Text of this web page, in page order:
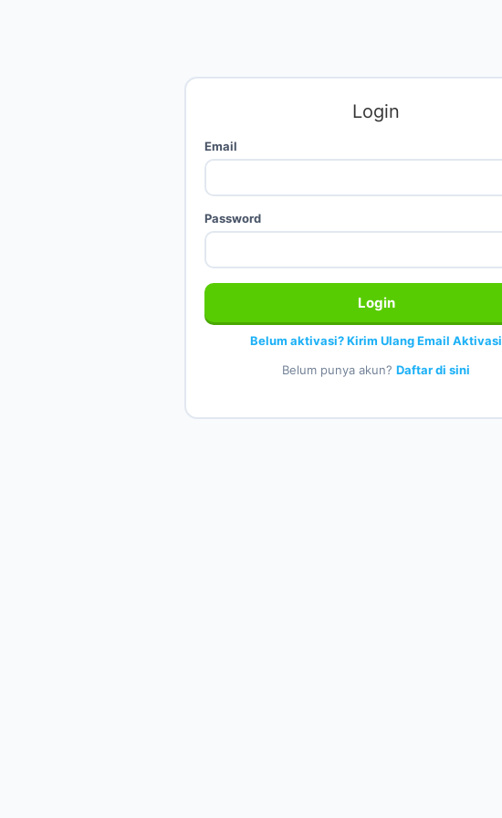
Login
Email
Password
Login
Belum aktivasi? Kirim Ulang Email Aktivasi
Belum punya akun? Daftar di sini